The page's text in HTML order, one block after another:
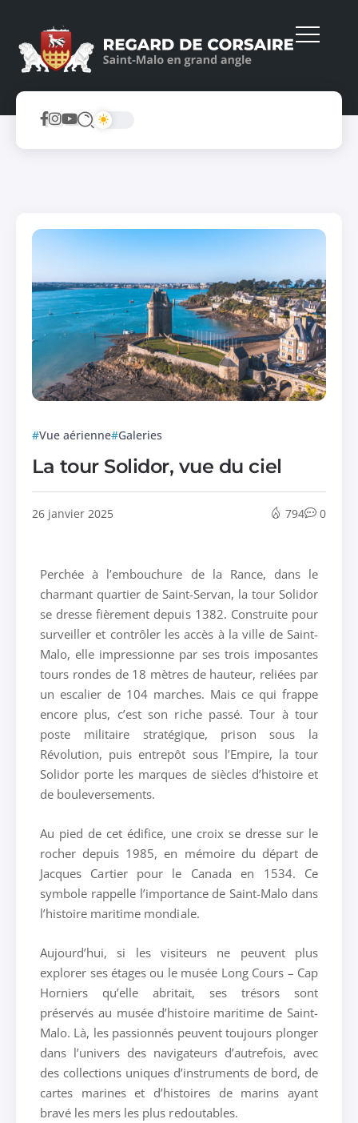
Vue aérienne Galeries
La tour Solidor, vue du ciel
26 janvier 2025 794 0
Perchée à l’embouchure de la Rance, dans le
charmant quartier de Saint-Servan, la tour Solidor
se dresse fièrement depuis 1382. Construite pour
surveiller et contrôler les accès à la ville de Saint-
Malo, elle impressionne par ses trois imposantes
tours rondes de 18 mètres de hauteur, reliées par
un escalier de 104 marches. Mais ce qui frappe
encore plus, c’est son riche passé. Tour à tour
poste militaire stratégique, prison sous la
Révolution, puis entrepôt sous l’Empire, la tour
Solidor porte les marques de siècles d’histoire et
de bouleversements.
Au pied de cet édifice, une croix se dresse sur le
rocher depuis 1985, en mémoire du départ de
Jacques Cartier pour le Canada en 1534. Ce
symbole rappelle l’importance de Saint-Malo dans
l’histoire maritime mondiale.
Aujourd’hui, si les visiteurs ne peuvent plus
explorer ses étages ou le musée Long Cours – Cap
Horniers qu’elle abritait, ses trésors sont
préservés au musée d’histoire maritime de Saint-
Malo. Là, les passionnés peuvent toujours plonger
dans l’univers des navigateurs d’autrefois, avec
des collections uniques d’instruments de bord, de
cartes marines et d’histoires de marins ayant
bravé les mers les plus redoutables.